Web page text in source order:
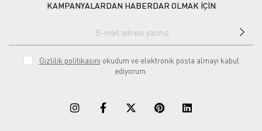
KAMPANYALARDAN HABERDAR OLMAK İÇİN
Gizlilik politikasını okudum ve elektronik posta almayı kabul
ediyorum.